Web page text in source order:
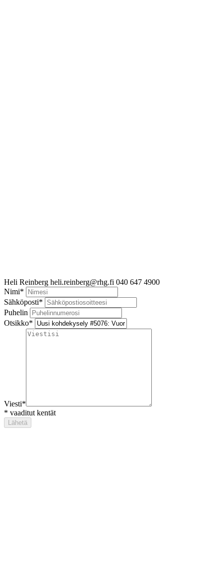
Heli Reinberg heli.reinberg@rhg.fi 040 647 4900
Nimi*
Sähköposti*
Puhelin
Otsikko*
Viesti*
* vaaditut kentät